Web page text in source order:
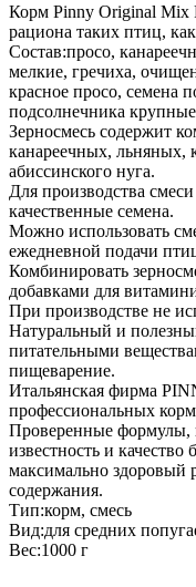
Корм Pinny Original Mix
рациона таких птиц,
Состав:просо,
мелкие, гречиха,
красное просо, семена
подсолнечника
Зерносмесь содержит
канареечных, льняных,
абиссинского нуга.
Для производства
качественные семена.
Можно использовать
ежедневной подачи
Комбинировать
добавками для
При производстве не
Натуральный и
питательными
пищеварение.
Итальянская фирма
профессиональных
Проверенные формулы,
известность и качество
максимально
содержания.
Тип:корм, смесь
Вид:для средних
Вес:1000 г